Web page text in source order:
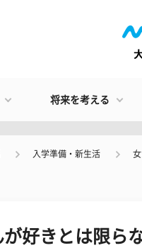
将来を考える
入学準備・新生活
好きとは限ら